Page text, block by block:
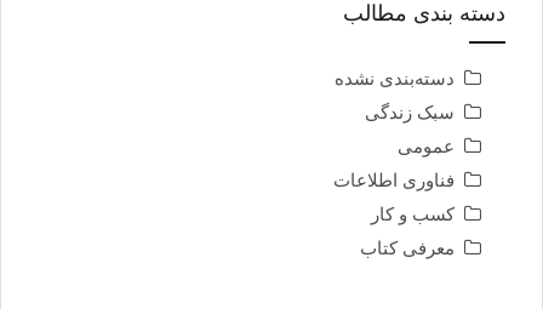
دسته بندی مطالب
دسته‌بندی نشده
سبک زندگی
عمومی
فناوری اطلاعات
کسب و کار
معرفی کتاب